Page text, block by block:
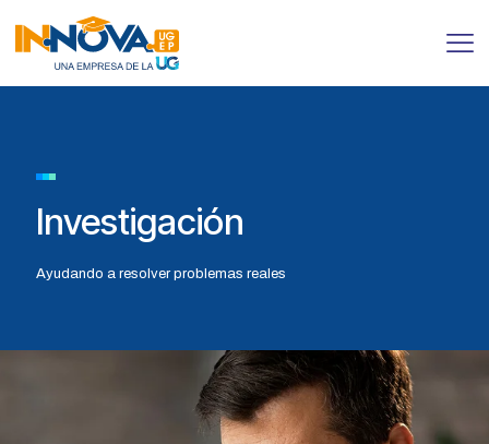
Investigación
Ayudando a resolver problemas reales